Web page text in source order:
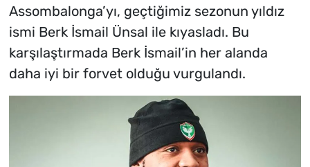
Assombalonga’yı, geçtiğimiz sezonun yıldız
ismi Berk İsmail Ünsal ile kıyasladı. Bu
karşılaştırmada Berk İsmail’in her alanda
daha iyi bir forvet olduğu vurgulandı.